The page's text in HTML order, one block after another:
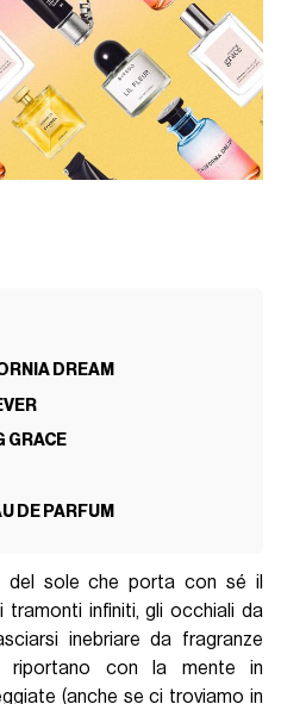
DREAM
GRACE
DE PARFUM
del sole che porta con sé il
tramonti infiniti, gli occhiali da
inebriare da fragranze
riportano con la mente in
(anche se ci troviamo in